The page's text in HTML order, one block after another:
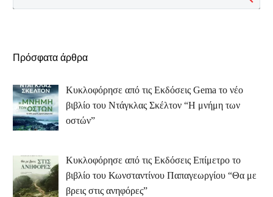
Πρόσφατα άρθρα
Κυκλοφόρησε από τις Εκδόσεις Gema το νέο
βιβλίο του Ντάγκλας Σκέλτον “Η μνήμη των
οστών”
Κυκλοφόρησε από τις Εκδόσεις Επίμετρο το
βιβλίο του Κωνσταντίνου Παπαγεωργίου “Θα με
βρεις στις ανηφόρες”